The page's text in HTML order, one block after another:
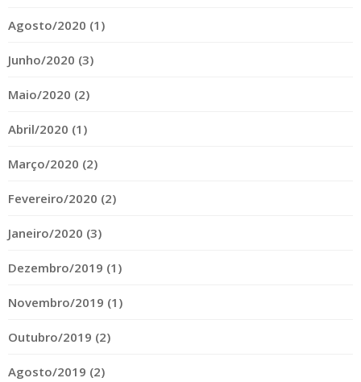
Agosto/2020 (1)
Junho/2020 (3)
Maio/2020 (2)
Abril/2020 (1)
Março/2020 (2)
Fevereiro/2020 (2)
Janeiro/2020 (3)
Dezembro/2019 (1)
Novembro/2019 (1)
Outubro/2019 (2)
Agosto/2019 (2)